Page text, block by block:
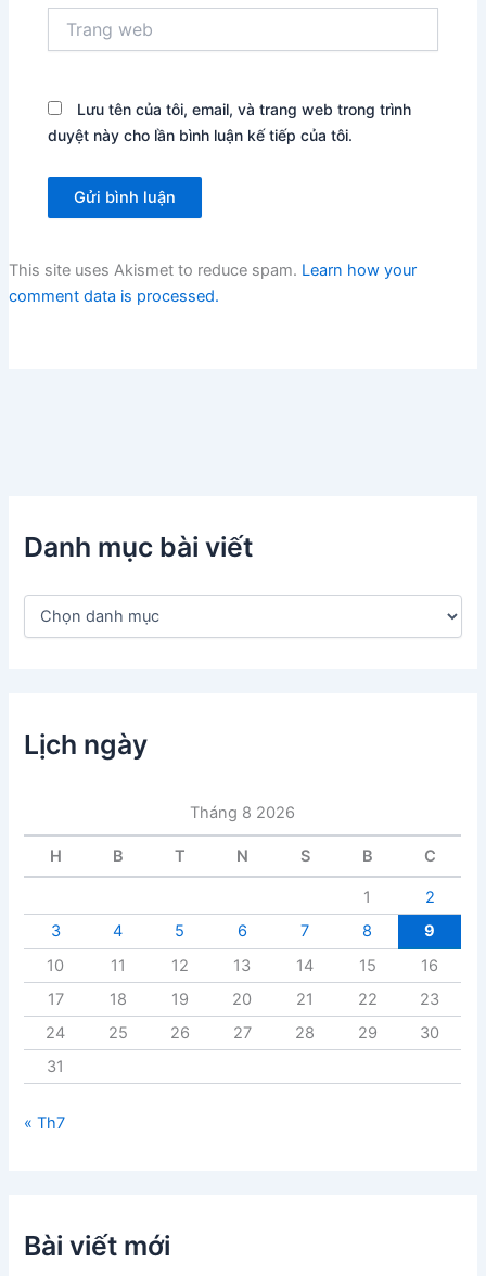
web
Lưu tên của tôi, email, và trang web trong trình
duyệt này cho lần bình luận kế tiếp của tôi.
This site uses Akismet to reduce spam. Learn how your
comment data is processed.
Danh mục bài viết
D
c
b
i
Lịch ngày
Tháng 8 2026
H B T N S B C
1
2
3
4 5 6 7 8
9
10
11 12 13 14 15
16
17
18 19 20 21 22
23
24
25 26 27 28 29
30
31
« Th7
Bài viết mới